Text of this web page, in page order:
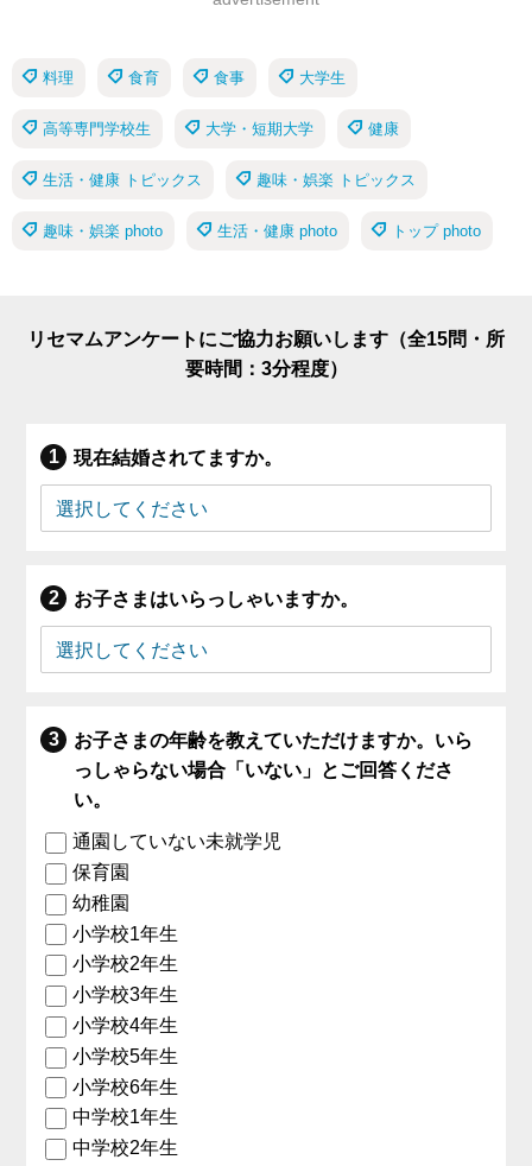
料理 食育 食事 大学生
高等専門学校生 大学・短期大学 健康
生活・健康 トピックス 趣味・娯楽 トピックス
趣味・娯楽 photo 生活・健康 photo トップ photo
リセマムアンケートにご協力お願いします（全15問・所
要時間：3分程度）
現在結婚されてますか。
お子さまはいらっしゃいますか。
お子さまの年齢を教えていただけますか。いら
っしゃらない場合「いない」とご回答くださ
い。
通園していない未就学児
保育園
幼稚園
小学校1年生
小学校2年生
小学校3年生
小学校4年生
小学校5年生
小学校6年生
中学校1年生
中学校2年生